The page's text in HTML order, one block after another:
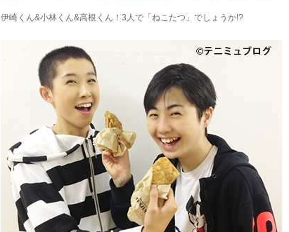
伊崎くん&小林くん&高根くん！3人で「ねこたつ」でしょうか!?